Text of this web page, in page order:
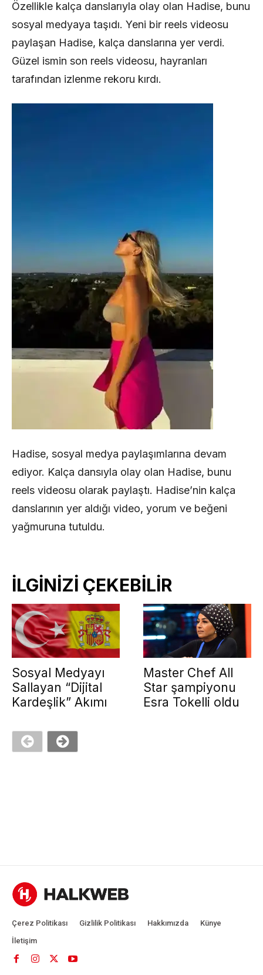
Özellikle kalça danslarıyla olay olan Hadise, bunu
sosyal medyaya taşıdı. Yeni bir reels videosu
paylaşan Hadise, kalça danslarına yer verdi.
Güzel ismin son reels videosu, hayranları
tarafından izlenme rekoru kırdı.
Hadise, sosyal medya paylaşımlarına devam
ediyor. Kalça dansıyla olay olan Hadise, bunu
reels videosu olarak paylaştı. Hadise’nin kalça
danslarının yer aldığı video, yorum ve beğeni
yağmuruna tutuldu.
İLGİNİZİ ÇEKEBİLİR
Sosyal Medyayı
Sallayan “Dijital
Kardeşlik” Akımı
Master Chef All
Star şampiyonu
Esra Tokelli oldu
Çerez Politikası Gizlilik Politikası Hakkımızda
Künye
İletişim